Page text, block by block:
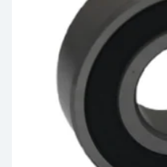
Lagerluft: